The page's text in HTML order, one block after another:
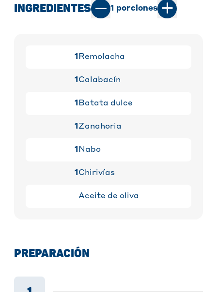
INGREDIENTES 1 porciones
1 Remolacha
1 Calabacín
1 Batata dulce
1 Zanahoria
1 Nabo
1 Chirivías
Aceite de oliva
PREPARACIÓN